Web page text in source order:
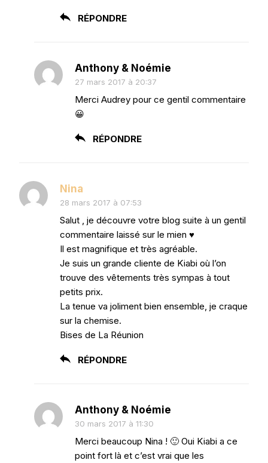
RÉPONDRE
Anthony & Noémie
27 mars 2017 à 20:37
Merci Audrey pour ce gentil commentaire
😀
RÉPONDRE
Nina
28 mars 2017 à 07:53
Salut , je découvre votre blog suite à un gentil
commentaire laissé sur le mien ♥
Il est magnifique et très agréable.
Je suis un grande cliente de Kiabi où l’on
trouve des vêtements très sympas à tout
petits prix.
La tenue va joliment bien ensemble, je craque
sur la chemise.
Bises de La Réunion
RÉPONDRE
Anthony & Noémie
30 mars 2017 à 11:30
Merci beaucoup Nina ! 🙂 Oui Kiabi a ce
point fort là et c’est vrai que les